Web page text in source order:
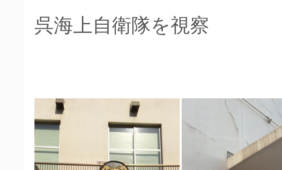
呉海上自衛隊を視察